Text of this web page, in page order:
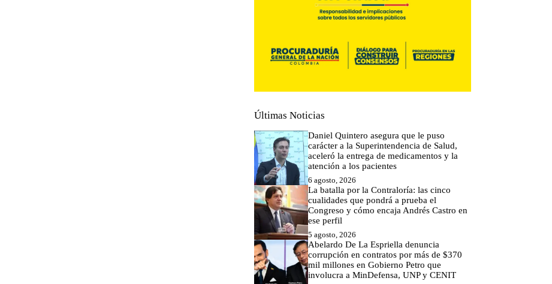
Últimas Noticias
Daniel Quintero asegura que le puso
carácter a la Superintendencia de Salud,
aceleró la entrega de medicamentos y la
atención a los pacientes
6 agosto, 2026
La batalla por la Contraloría: las cinco
cualidades que pondrá a prueba el
Congreso y cómo encaja Andrés Castro en
ese perfil
5 agosto, 2026
Abelardo De La Espriella denuncia
corrupción en contratos por más de $370
mil millones en Gobierno Petro que
involucra a MinDefensa, UNP y CENIT